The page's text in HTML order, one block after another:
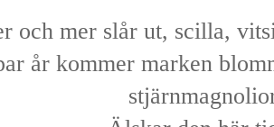
och mer slår ut, scilla,
år kommer marken